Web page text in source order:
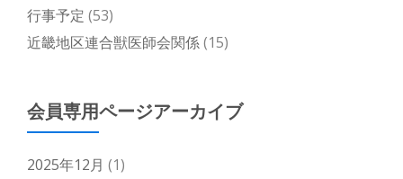
行事予定 (53)
近畿地区連合獣医師会関係(15)
会員専用ページアーカイブ
2025年12月 (1)